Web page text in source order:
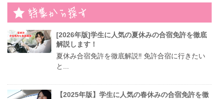
[2026年版]学生に人気の夏休みの合宿免許を徹底
解説します！
夏休み合宿免許を徹底解説‼︎ 免許合宿に行きたい
と...
【2025年版】学生に人気の春休みの合宿免許を徹